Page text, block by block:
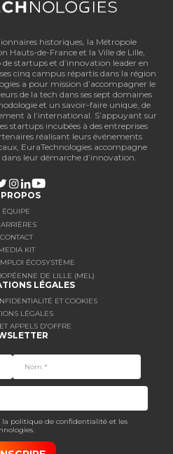
historiques, la Métropole
Hauts-de-France et la Ville de Lille,
startups et d’innovation leader en
cinq campus répartis dans la région
a pour mission d’accompagner le
de la tech dans ses sept domaines
et un savoir-faire unique, de
à l’international. S’appuyant sur
startups incubées à des entreprises
réalisant leurs événements
EuraTechnologies accompagne
leur démarche d’innovation.
ÉQUIPE
CONTACT
KIT
ÉCOSYSTÈME
DE LILLE (MEL)
LÉGALES
ET COOKIES
LÉGALES
APPELS D'OFFRE
la politique de confidentialité et les